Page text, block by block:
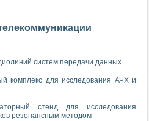
систем передачи данных
комплекс для исследования АЧХ и
стенд для исследования
резонансным методом